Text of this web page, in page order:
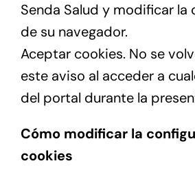
Senda Salud y modificar la
de su navegador.
Aceptar cookies. No se
este aviso al acceder a
del portal durante la
Cómo modificar la
cookies